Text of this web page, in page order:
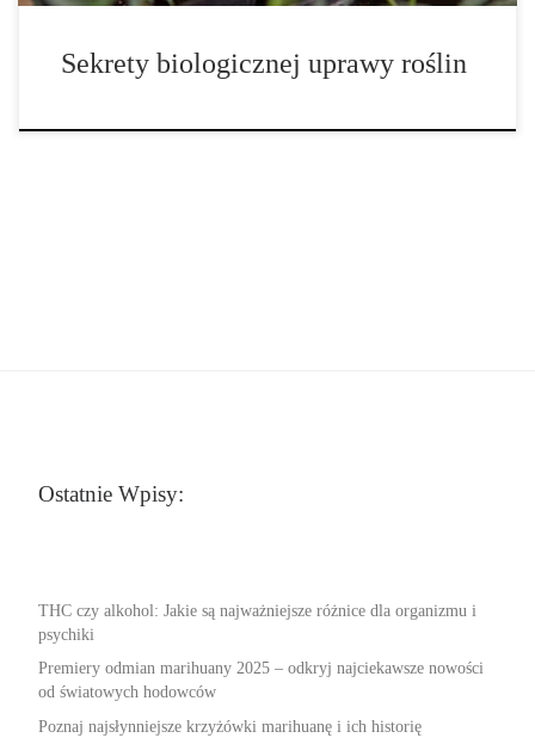
Sekrety biologicznej uprawy roślin
Ostatnie Wpisy:
THC czy alkohol: Jakie są najważniejsze różnice dla organizmu i
psychiki
Premiery odmian marihuany 2025 – odkryj najciekawsze nowości
od światowych hodowców
Poznaj najsłynniejsze krzyżówki marihuanę i ich historię